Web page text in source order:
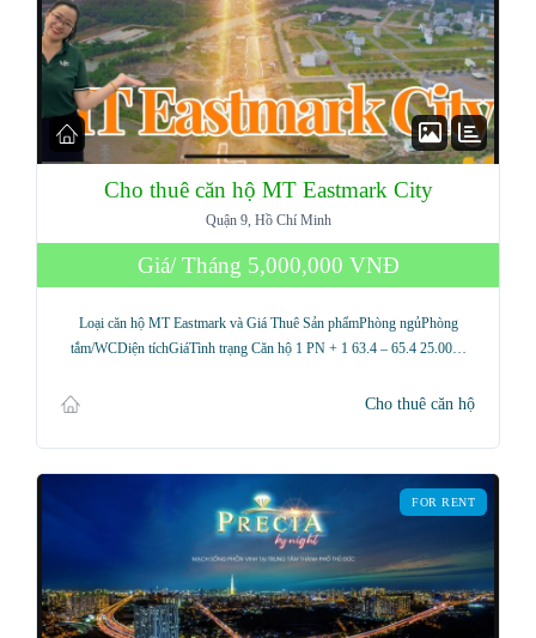
Cho thuê căn hộ MT Eastmark City
Quận 9, Hồ Chí Minh
Giá/ Tháng 5,000,000 VNĐ
Loại căn hộ MT Eastmark và Giá Thuê Sản phẩmPhòng ngủPhòng
tắm/WCDiện tíchGiáTình trạng Căn hộ 1 PN + 1 63.4 – 65.4 25.00…
Cho thuê căn hộ
FOR RENT